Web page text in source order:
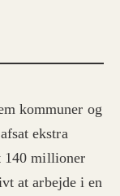
kommuner og
ekstra
140 millioner
at arbejde i en